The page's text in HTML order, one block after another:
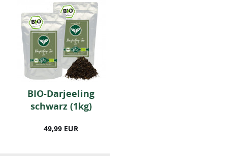
BIO-Darjeeling
schwarz (1kg)
49,99 EUR